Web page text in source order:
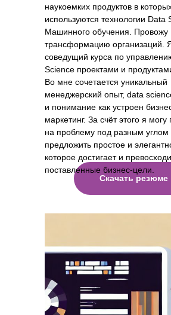
Скачать резюме
наукоемких продуктов в
используются технологии Data
Машинного обучения. Провожу
трансформацию организаций.
соведущий курса по
Science проектами и
Во мне сочетается уникальный
менеджерский опыт, data
и понимание как устроен
маркетинг. За счёт этого я могу
на проблему под разным углом
предложить простое и
которое достигает и
поставленные бизнес-цели.